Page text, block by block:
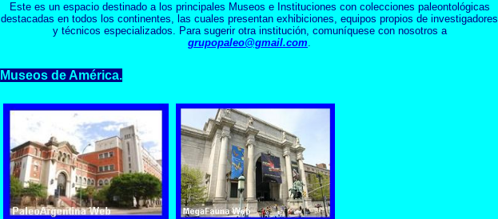
Este es un espacio destinado a los principales Museos e Instituciones con colecciones paleontológicas
destacadas en todos los continentes, las cuales presentan exhibiciones, equipos propios de investigadores
y técnicos especializados. Para sugerir otra institución, comuníquese con nosotros a
grupopaleo@gmail.com.
Museos de América.